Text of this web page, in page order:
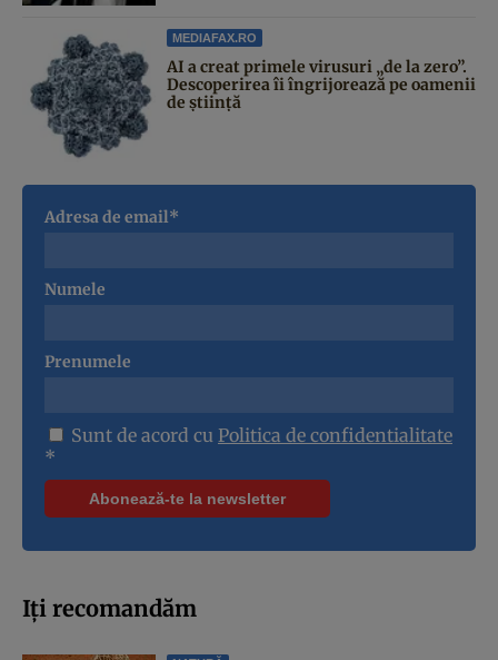
MEDIAFAX.RO
AI a creat primele virusuri „de la zero”.
Descoperirea îi îngrijorează pe oamenii
de știință
Adresa de email*
Numele
Prenumele
Sunt de acord cu Politica de confidentialitate
*
Iți recomandăm